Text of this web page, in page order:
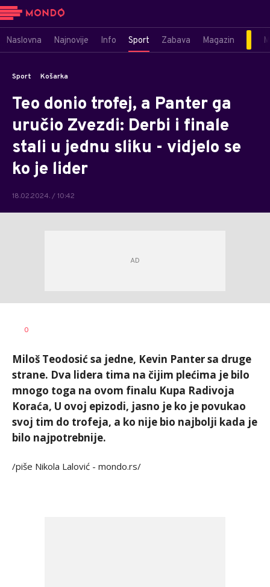
Naslovna Najnovije Info Sport Zabava Magazin
Sport Košarka
Teo donio trofej, a Panter ga
uručio Zvezdi: Derbi i finale
stali u jednu sliku - vidjelo se
ko je lider
18.02.2024. / 10:42
0
Miloš Teodosić sa jedne, Kevin Panter sa druge
strane. Dva lidera tima na čijim plećima je bilo
mnogo toga na ovom finalu Kupa Radivoja
Koraća, U ovoj epizodi, jasno je ko je povukao
svoj tim do trofeja, a ko nije bio najbolji kada je
bilo najpotrebnije.
/piše Nikola Lalović - mondo.rs/